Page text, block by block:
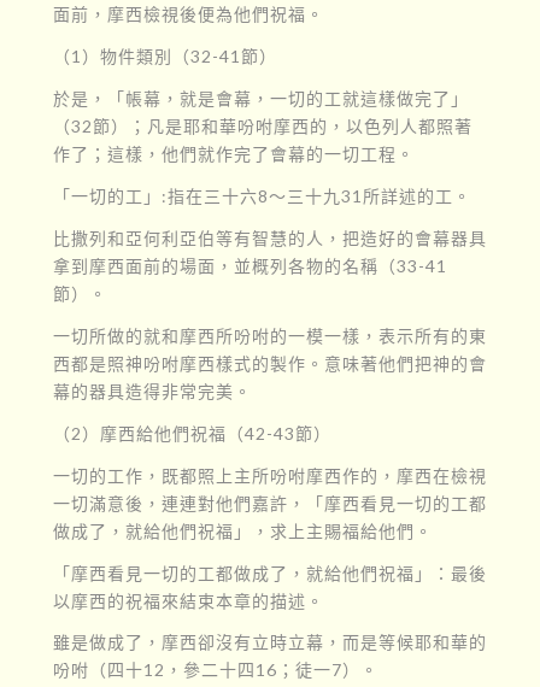
面前，摩西檢視後便為他們祝福。
（1）物件類別（32-41節）
於是，「帳幕，就是會幕，一切的工就這樣做完了」
（32節）；凡是耶和華吩咐摩西的，以色列人都照著
作了；這樣，他們就作完了會幕的一切工程。
「一切的工」:指在三十六8〜三十九31所詳述的工。
比撒列和亞何利亞伯等有智慧的人，把造好的會幕器具
拿到摩西面前的場面，並概列各物的名稱（33-41
節）。
一切所做的就和摩西所吩咐的一模一樣，表示所有的東
西都是照神吩咐摩西樣式的製作。意味著他們把神的會
幕的器具造得非常完美。
（2）摩西給他們祝福（42-43節）
一切的工作，既都照上主所吩咐摩西作的，摩西在檢視
一切滿意後，連連對他們嘉許，「摩西看見一切的工都
做成了，就給他們祝福」，求上主賜福給他們。
「摩西看見一切的工都做成了，就給他們祝福」：最後
以摩西的祝福來結束本章的描述。
雖是做成了，摩西卻沒有立時立幕，而是等候耶和華的
吩咐（四十12，參二十四16；徒一7）。